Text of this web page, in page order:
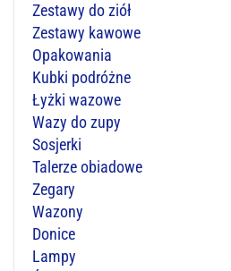
Zestawy do ziół
Zestawy kawowe
Opakowania
Kubki podróżne
Łyżki wazowe
Wazy do zupy
Sosjerki
Talerze obiadowe
Zegary
Wazony
Donice
Lampy